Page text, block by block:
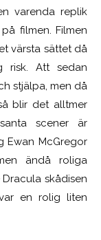
varenda replik
filmen. Filmen
värsta sättet då
risk. Att sedan
stjälpa, men då
blir det alltmer
scener är
Ewan McGregor
ändå roliga
skådisen
en rolig liten